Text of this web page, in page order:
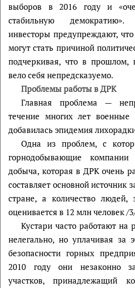
выборов в 2016 году и
стабильную
инвесторы предупреждают,
могут стать причиной
подчеркивая, что в прошлом,
вело себя непредсказуемо.
Проблемы работы в ДРК
Главная проблема —
течение многих лет военные
добавилась эпидемия
Одна из проблем, с
горнодобывающие
добыча, которая в ДРК очень
составляет основной источник
стране, а количество
оценивается в 12 млн человек /
Кустари часто работают на
нелегально, но уплачивая за
безопасности горных
2010 году они незаконно
участков, принадлежащий